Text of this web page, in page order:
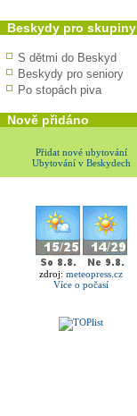
Beskydy pro skupiny
S dětmi do Beskyd
Beskydy pro seniory
Po stopách piva
Nově přidáno
Přidat nové ubytování
Ubytování v Beskydech
zdroj: meteopress.cz
Více o počasí